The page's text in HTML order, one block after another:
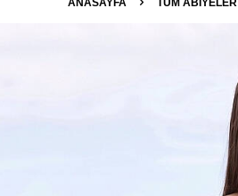
ANASAYFA TÜM ABIYELER